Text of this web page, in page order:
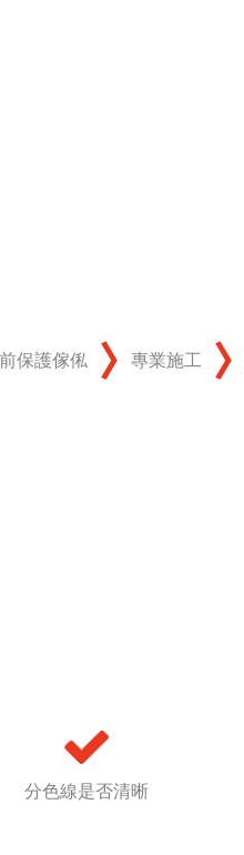
保護傢俬 專業施工
分色線是否清晰